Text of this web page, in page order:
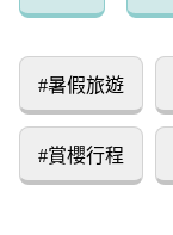
#暑假旅遊
#賞櫻行程